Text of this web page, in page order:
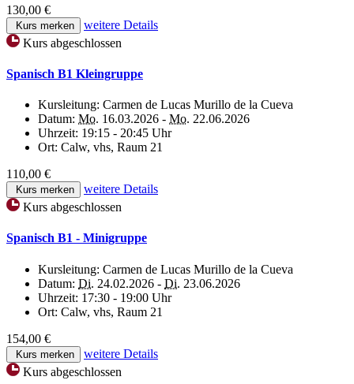
130,00 €
Kurs merken
weitere Details
Kurs abgeschlossen
Spanisch B1 Kleingruppe
Kursleitung: Carmen de Lucas Murillo de la Cueva
Datum: Mo. 16.03.2026 - Mo. 22.06.2026
Uhrzeit: 19:15 - 20:45 Uhr
Ort: Calw, vhs, Raum 21
110,00 €
Kurs merken
weitere Details
Kurs abgeschlossen
Spanisch B1 - Minigruppe
Kursleitung: Carmen de Lucas Murillo de la Cueva
Datum: Di. 24.02.2026 - Di. 23.06.2026
Uhrzeit: 17:30 - 19:00 Uhr
Ort: Calw, vhs, Raum 21
154,00 €
Kurs merken
weitere Details
Kurs abgeschlossen